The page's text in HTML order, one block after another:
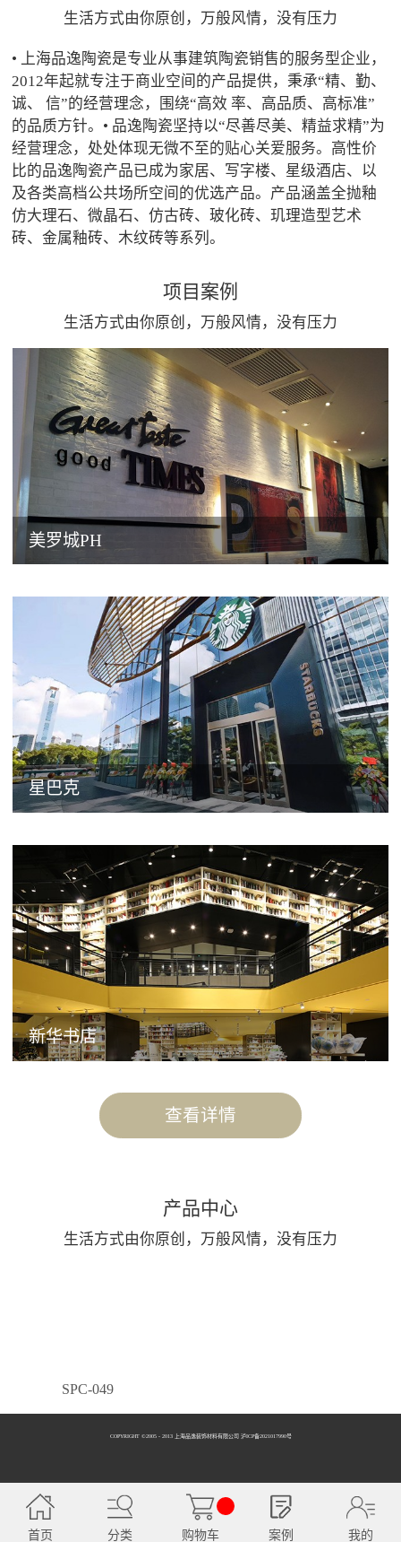
生活方式由你原创，万般风情，没有压力
• 上海品逸陶瓷是专业从事建筑陶瓷销售的服务型企业，
2012年起就专注于商业空间的产品提供，秉承“精、勤、
诚、 信”的经营理念，围绕“高效 率、高品质、高标准”
的品质方针。• 品逸陶瓷坚持以“尽善尽美、精益求精”为
经营理念，处处体现无微不至的贴心关爱服务。高性价
比的品逸陶瓷产品已成为家居、写字楼、星级酒店、以
及各类高档公共场所空间的优选产品。产品涵盖全抛釉
仿大理石、微晶石、仿古砖、玻化砖、玑理造型艺术
砖、金属釉砖、木纹砖等系列。
项目案例
生活方式由你原创，万般风情，没有压力
美罗城PH
星巴克
新华书店
查看详情
产品中心
生活方式由你原创，万般风情，没有压力
SPC-049
SPC-050
COPYRIGHT ©2005 - 2013 上海品逸装饰材料有限公司 泸ICP备2021017990号
首页 分类 购物车 案例 我的